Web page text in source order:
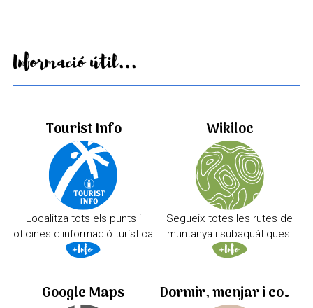
Informació útil...
Tourist Info
Localitza tots els punts i
oficines d'informació turística
Wikiloc
Segueix totes les rutes de
muntanya i subaquàtiques.
Google Maps Dormir, menjar i comprar